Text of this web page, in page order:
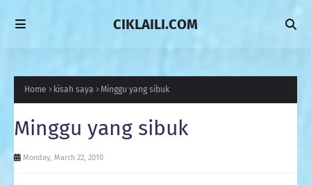
CIKLAILI.COM
Home kisah saya Minggu yang sibuk
Minggu yang sibuk
Monday, March 22, 2010